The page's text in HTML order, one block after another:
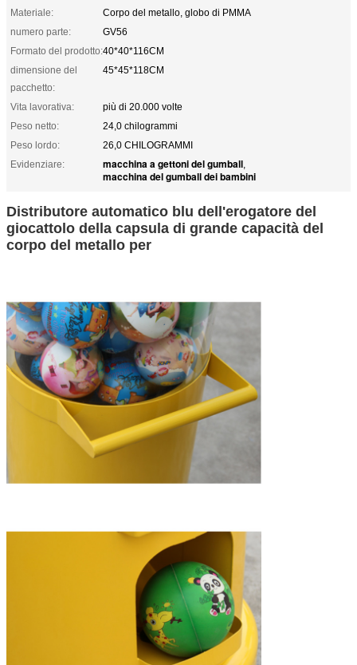
Materiale:
Corpo del metallo, globo di PMMA
numero parte:
GV56
Formato del prodotto:40*40*116CM
dimensione del
pacchetto:
45*45*118CM
Vita lavorativa:
più di 20.000 volte
Peso netto:
24,0 chilogrammi
Peso lordo:
26,0 CHILOGRAMMI
Evidenziare:
macchina a gettoni del gumball,
macchina del gumball dei bambini
Distributore automatico blu dell'erogatore del
giocattolo della capsula di grande capacità del
corpo del metallo per